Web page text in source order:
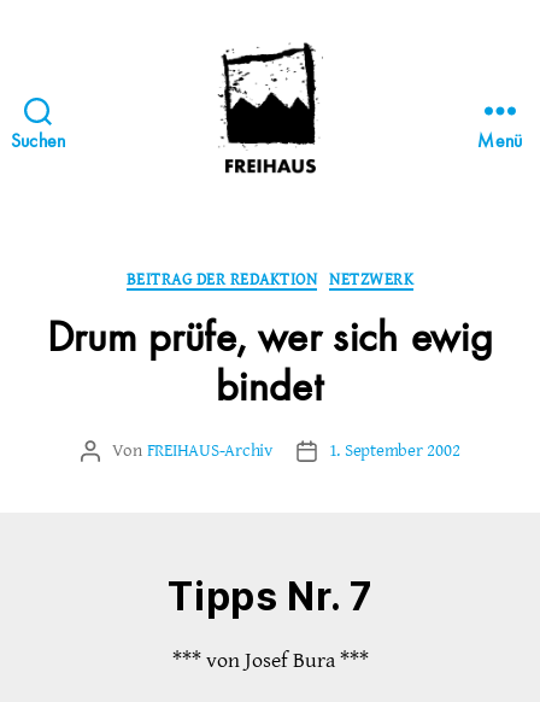
Suchen
STATTBAU
HAMBURG
Menü
Kategorien
BEITRAG DER REDAKTION NETZWERK
Drum prüfe, wer sich ewig
bindet
Beitragsautor
Von FREIHAUS-Archiv Veröffentlichungsdatum
1. September 2002
Tipps Nr. 7
*** von Josef Bura ***